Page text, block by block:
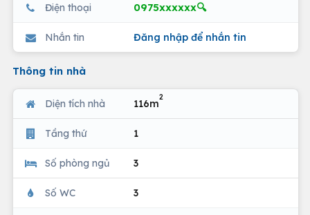
Điện thoại 0975xxxxxx🔍
Nhắn tin Đăng nhập để nhắn tin
Thông tin nhà
Diện tích nhà 116m
2
Tầng thứ 1
Số phòng ngủ 3
Số WC 3